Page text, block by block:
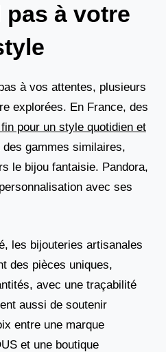
à votre
à vos attentes, plusieurs
explorées. En France, des
pour un style quotidien et
des gammes similaires,
le bijou fantaisie. Pandora,
avec ses
les bijouteries artisanales
des pièces uniques,
avec une traçabilité
aussi de soutenir
entre une marque
et une boutique